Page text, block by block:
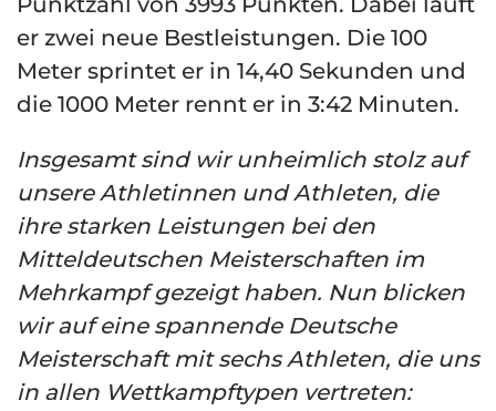
er zwei neue Bestleistungen. Die 100
Meter sprintet er in 14,40 Sekunden und
die 1000 Meter rennt er in 3:42 Minuten.
Insgesamt sind wir unheimlich stolz auf
unsere Athletinnen und Athleten, die
ihre starken Leistungen bei den
Mitteldeutschen Meisterschaften im
Mehrkampf gezeigt haben. Nun blicken
wir auf eine spannende Deutsche
Meisterschaft mit sechs Athleten, die uns
in allen Wettkampftypen vertreten: